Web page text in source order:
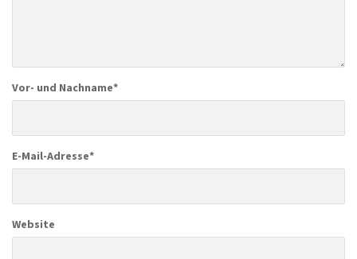
Vor- und Nachname*
E-Mail-Adresse*
Website